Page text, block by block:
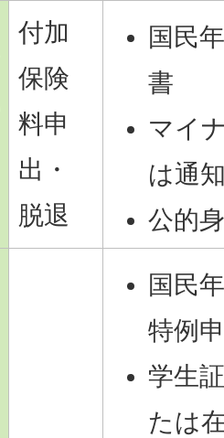
付加
保険
料申
出・
脱退
国民
書
マイ
は通
公的
国民
特例
学生
たは